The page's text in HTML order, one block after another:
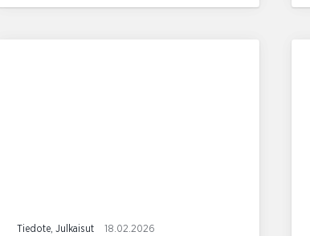
Tiedote, Julkaisut 18.02.2026